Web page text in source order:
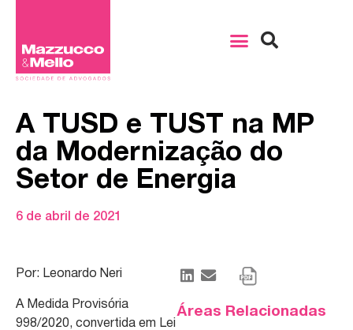
A TUSD e TUST na MP
da Modernização do
Setor de Energia
6 de abril de 2021
Por: Leonardo Neri
A Medida Provisória
998/2020, convertida em Lei
Áreas Relacionadas